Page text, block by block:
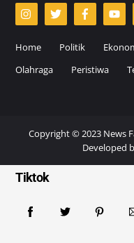
Home Politik
Olahraga
Peristiwa
Copyright © 2023 News
Developed
Tiktok